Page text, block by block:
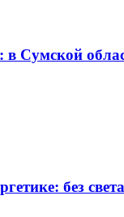
в Сумской
без